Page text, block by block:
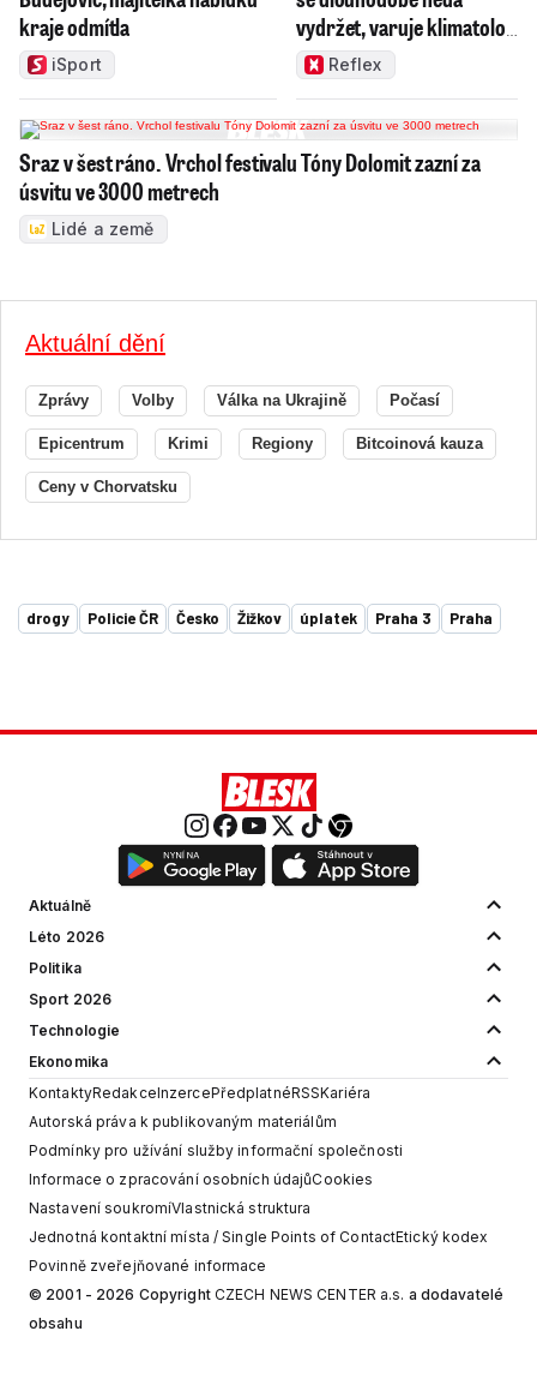
kraje odmítla
iSport
vydržet, varuje klimatolog
Radim Tolasz
Reflex
Sraz v šest ráno. Vrchol festivalu Tóny Dolomit zazní za
úsvitu ve 3000 metrech
Lidé a země
Aktuální dění
Zprávy Volby Válka na Ukrajině Počasí
Epicentrum Krimi Regiony Bitcoinová kauza
Ceny v Chorvatsku
drogy Policie ČR Česko Žižkov úplatek Praha 3 Praha
Aktuálně
Léto 2026
Politika
Sport 2026
Technologie
Ekonomika
KontaktyRedakceInzercePředplatnéRSSKariéra
Autorská práva k publikovaným materiálům
Podmínky pro užívání služby informační společnosti
Informace o zpracování osobních údajůCookies
Nastavení soukromíVlastnická struktura
Jednotná kontaktní místa / Single Points of ContactEtický kodex
Povinně zveřejňované informace
© 2001 - 2026 Copyright CZECH NEWS CENTER a.s. a dodavatelé
obsahu